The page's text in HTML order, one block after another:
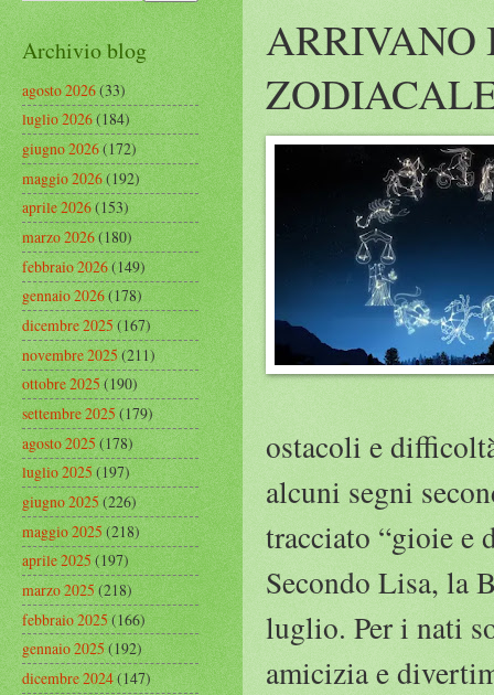
ARRIVANO
ostacoli e
alcuni segni
tracciato “gioie e
Secondo Lisa, la
luglio. Per i nati
amicizia e
Archivio blog
agosto 2026(33)
luglio 2026(184)
giugno 2026(172)
maggio 2026(192)
aprile 2026(153)
marzo 2026(180)
febbraio 2026(149)
gennaio 2026(178)
dicembre 2025(167)
novembre 2025(211)
ottobre 2025(190)
settembre 2025(179)
agosto 2025(178)
luglio 2025(197)
giugno 2025(226)
maggio 2025(218)
aprile 2025(197)
marzo 2025(218)
febbraio 2025(166)
gennaio 2025(192)
dicembre 2024(147)